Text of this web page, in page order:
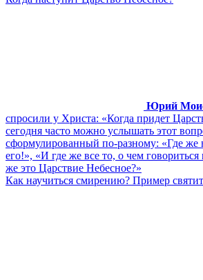
Юрий
спросили у Христа: «Когда придет
сегодня часто можно услышать этот
сформулированный по-разному: «Где же
его!», «И где же все то, о чем
же это Царствие Небесное?»
Как научиться смирению? Пример